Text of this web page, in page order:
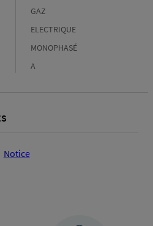
l'unité
Type
production
chaude
GAZ
Type
ELECTRIQUE
Tension
/
MONOPHASÉ
Classe
A
Notice